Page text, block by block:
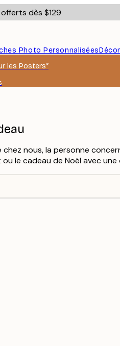
dès $129
Photo Personnalisées
les Posters*
nous, la personne
le cadeau de Noël avec